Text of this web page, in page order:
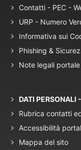
Contatti - PEC -
URP - Numero
Informativa sui
Phishing &
Note legali
DATI PERSONALI
Rubrica contatti
Accessibilità
Mappa del sito